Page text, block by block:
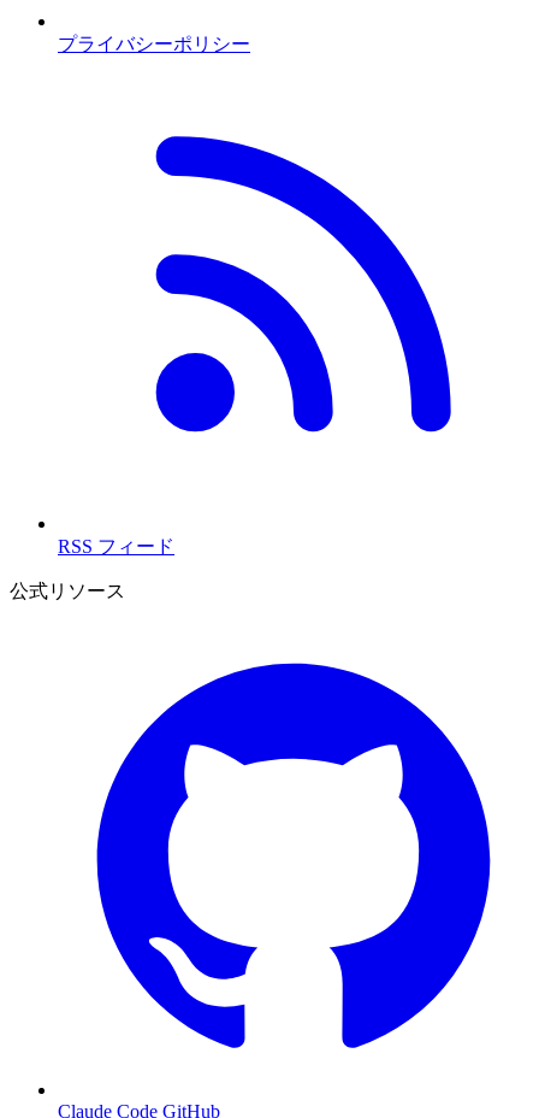
プライバシーポリシー
RSS フィード
公式リソース
Claude Code GitHub